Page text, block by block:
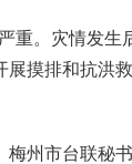
重。灾情发生
摸排和抗洪
州市台联秘